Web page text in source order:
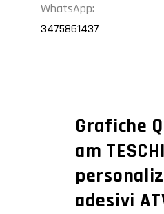
WhatsApp:
3475861437
Grafiche
am
adesivi